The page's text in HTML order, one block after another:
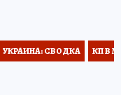
УКРАИНА: СВОДКА КП В